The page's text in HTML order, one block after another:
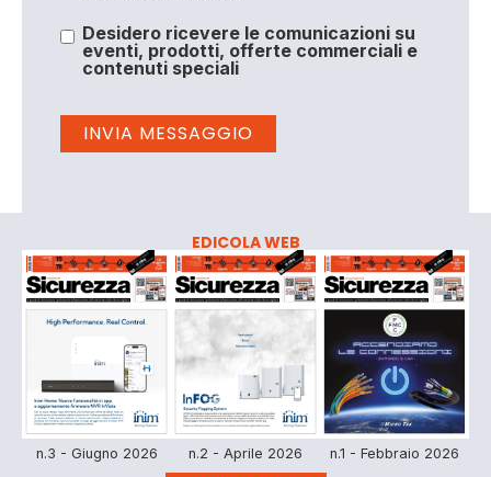
Desidero ricevere le comunicazioni su
eventi, prodotti, offerte commerciali e
contenuti speciali
EDICOLA WEB
n.3 - Giugno 2026 n.2 - Aprile 2026 n.1 - Febbraio 2026